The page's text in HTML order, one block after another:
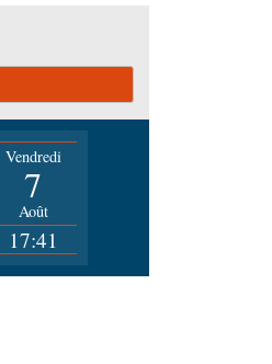
Vendredi
7
Août
17:41